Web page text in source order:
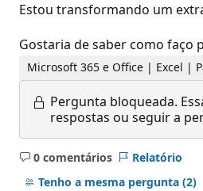
Estou transformando um
Gostaria de saber como faço
Microsoft 365 e Office | Excel |
Pergunta bloqueada.
respostas ou seguir a
0 comentários
Sem
comentários
Relatório
Tenho a mesma pergunta (2)